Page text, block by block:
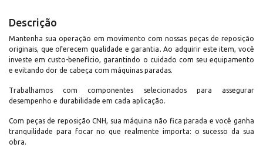
Descrição
Mantenha sua operação em movimento com nossas peças de reposição
originais, que oferecem qualidade e garantia. Ao adquirir este item, você
investe em custo-benefício, garantindo o cuidado com seu equipamento
e evitando dor de cabeça com máquinas paradas.
Trabalhamos com componentes selecionados para assegurar
desempenho e durabilidade em cada aplicação.
Com peças de reposição CNH, sua máquina não fica parada e você ganha
tranquilidade para focar no que realmente importa: o sucesso da sua
obra.